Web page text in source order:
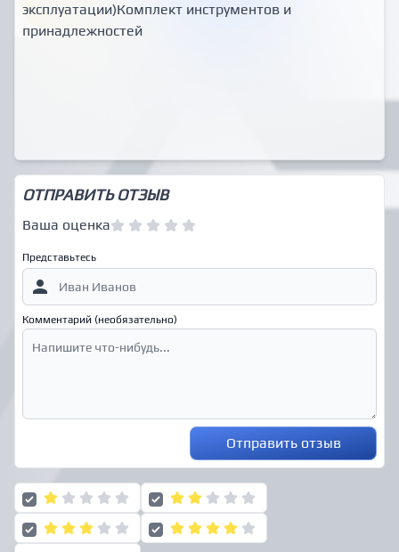
эксплуатации)Комплект инструментов и
принадлежностей
ОТПРАВИТЬ ОТЗЫВ
Ваша оценка
Представьтесь
Комментарий (необязательно)
Отправить отзыв